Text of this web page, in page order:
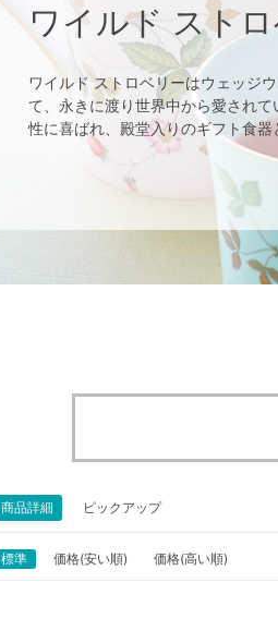
ワイルド スト
ワイルド ストロベリーはウェッジ
て、永きに渡り世界中から愛され
性に喜ばれ、殿堂入りのギフト食器
商品詳細 ピックアップ
標準 価格(安い順) 価格(高い順)